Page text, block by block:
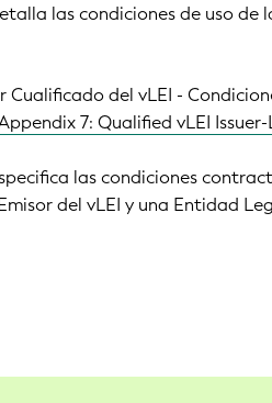
las condiciones de uso
Cualificado del vLEI -
7: Qualified vLEI
las condiciones
del vLEI y una Entidad